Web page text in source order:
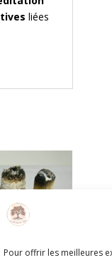
Pour offrir les meilleures
liées